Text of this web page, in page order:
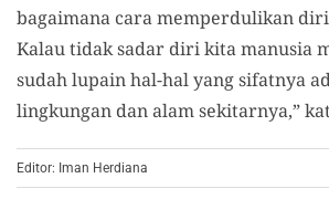
bagaimana cara memperdulikan
Kalau tidak sadar diri kita manusia
sudah lupain hal-hal yang sifatnya
lingkungan dan alam sekitarnya,”
Editor: Iman Herdiana